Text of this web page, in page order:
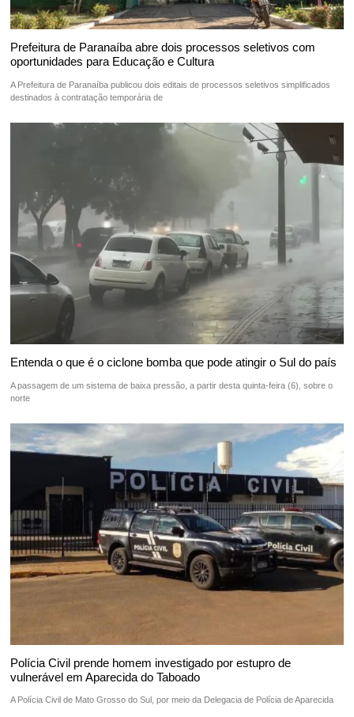
Prefeitura de Paranaíba abre dois processos seletivos com
oportunidades para Educação e Cultura
A Prefeitura de Paranaíba publicou dois editais de processos seletivos simplificados
destinados à contratação temporária de
Entenda o que é o ciclone bomba que pode atingir o Sul do país
A passagem de um sistema de baixa pressão, a partir desta quinta-feira (6), sobre o
norte
Polícia Civil prende homem investigado por estupro de
vulnerável em Aparecida do Taboado
A Polícia Civil de Mato Grosso do Sul, por meio da Delegacia de Polícia de Aparecida